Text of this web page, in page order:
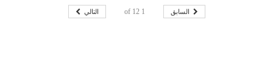
السابق 1
of
12 التالي